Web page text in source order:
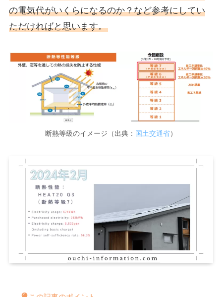
の電気代がいくらになるのか？など参考にしてい
ただければと思います。
断熱等級のイメージ（出典： 国土交通省）